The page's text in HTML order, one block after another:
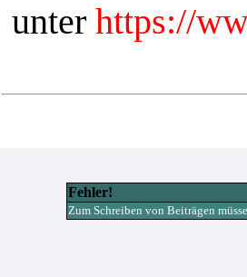
unter https://
Fehler!
Zum Schreiben von Beiträgen